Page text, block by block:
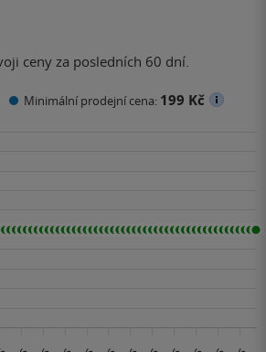
ceny za posledních 60 dní.
Minimální prodejní cena: 199 Kč